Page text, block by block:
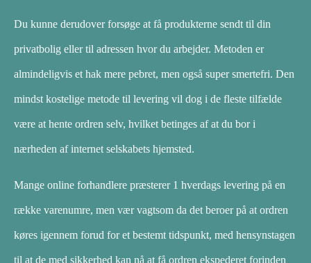
Du kunne derudover forsøge at få produkterne sendt til din
privatbolig eller til adressen hvor du arbejder. Metoden er
almindeligvis et hak mere pebret, men også super smertefri. Den
mindst kostelige metode til levering vil dog i de fleste tilfælde
være at hente ordren selv, hvilket betinges af at du bor i
nærheden af internet selskabets hjemsted.
Mange online forhandlere præsterer 1 hverdags levering på en
række varenumre, men vær vagtsom da det beroer på at ordren
køres igennem forud for et bestemt tidspunkt, med hensynstagen
til at de med sikkerhed kan nå at få ordren ekspederet forinden